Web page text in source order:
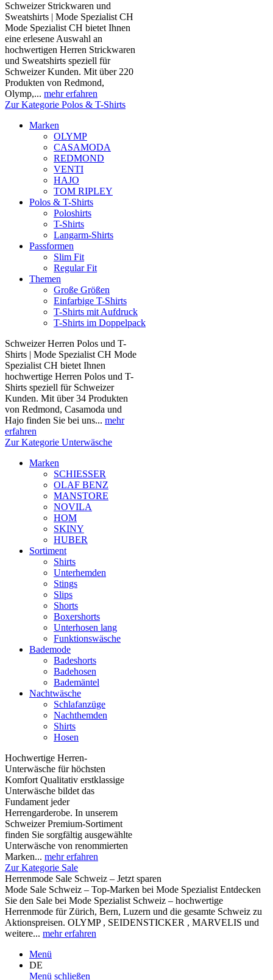
Schweizer Strickwaren und
Sweatshirts | Mode Spezialist CH
Mode Spezialist CH bietet Ihnen
eine erlesene Auswahl an
hochwertigen Herren Strickwaren
und Sweatshirts speziell für
Schweizer Kunden. Mit über 220
Produkten von Redmond,
Olymp,... mehr erfahren
Zur Kategorie Polos & T-Shirts
Marken
OLYMP
CASAMODA
REDMOND
VENTI
HAJO
TOM RIPLEY
Polos & T-Shirts
Poloshirts
T-Shirts
Langarm-Shirts
Passformen
Slim Fit
Regular Fit
Themen
Große Größen
Einfarbige T-Shirts
T-Shirts mit Aufdruck
T-Shirts im Doppelpack
Schweizer Herren Polos und T-
Shirts | Mode Spezialist CH Mode
Spezialist CH bietet Ihnen
hochwertige Herren Polos und T-
Shirts speziell für Schweizer
Kunden. Mit über 34 Produkten
von Redmond, Casamoda und
Hajo finden Sie bei uns... mehr
erfahren
Zur Kategorie Unterwäsche
Marken
SCHIESSER
OLAF BENZ
MANSTORE
NOVILA
HOM
SKINY
HUBER
Sortiment
Shirts
Unterhemden
Stings
Slips
Shorts
Boxershorts
Unterhosen lang
Funktionswäsche
Bademode
Badeshorts
Badehosen
Bademäntel
Nachtwäsche
Schlafanzüge
Nachthemden
Shirts
Hosen
Hochwertige Herren-
Unterwäsche für höchsten
Komfort Qualitativ erstklassige
Unterwäsche bildet das
Fundament jeder
Herrengarderobe. In unserem
Schweizer Premium-Sortiment
finden Sie sorgfältig ausgewählte
Unterwäsche von renommierten
Marken... mehr erfahren
Zur Kategorie Sale
Herrenmode Sale Schweiz – Jetzt sparen
Mode Sale Schweiz – Top-Marken bei Mode Spezialist Entdecken
Sie den Sale bei Mode Spezialist Schweiz – hochwertige
Herrenmode für Zürich, Bern, Luzern und die gesamte Schweiz zu
Aktionspreisen. OLYMP , SEIDENSTICKER , MARVELIS und
weitere... mehr erfahren
Menü
DE
Menü schließen